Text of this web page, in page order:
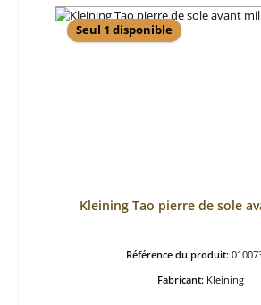
Seul 1 disponible
Kleining Tao pierre de sole
Référence du produit:
Fabricant: Kleining